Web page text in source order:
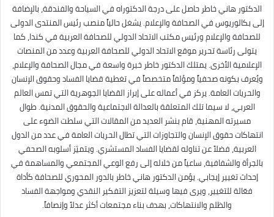
الدكتور هاني خاطر حاصل على درجة الدكتوراه في السياحة والفندقة، بالإضافة
إلى بكالوريوس في الصحافة والإعلام. يشغل حالياً منصب رئيس المنتدى الدولى
للصحافة والإعلام ورئيس مكتب الاتحاد الدولي للصحافة العربية في كندا، كما
يتولى رئاسة تحرير موقع الاتحاد الدولي للصحافة العربية وعدد من المنصات
الإعلامية الأخرى. يمتلك الدكتور خاطر خبرة واسعة في مجال الصحافة والإعلام،
ويُعرف بكونه صحفياً ومؤلفاً متخصصاً في تغطية قضايا الفساد وحقوق الإنسان
والحريات العامة. يركز في أعماله على إبراز القضايا الجوهرية التي تمس العالم
العربي، لا سيما تلك المتعلقة بالعدالة الاجتماعية والحقوق المدنية. طوال
مسيرته المهنية، قام بنشر العديد من المقالات التي سلطت الضوء على
انتهاكات حقوق الإنسان والتجاوزات التي تطال الحريات العامة في عدد من الدول
العربية، فضلاً عن تناوله لقضايا الفساد المستشري. ويتميّز أسلوبه الصحفي
بالجرأة والشفافية، ساعياً من خلاله إلى رفع الوعي المجتمعي والمساهمة في
إحداث تغيير إيجابي. يؤمن الدكتور هاني خاطر بالدور المحوري للصحافة كأداة
فعّالة للتغيير، ويرى فيها وسيلة لتعزيز التفكير النقدي ومواجهة الفساد
والظلم والانتهاكات، بهدف بناء مجتمعات أكثر عدلاً وإنصافاً.